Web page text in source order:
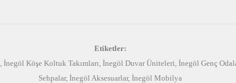
Etiketler:
İnegöl Köşe Koltuk Takımları İnegöl Duvar Üniteleri İnegöl Genç
Sehpalar, İnegöl Aksesuarlar, İnegöl Mobilya